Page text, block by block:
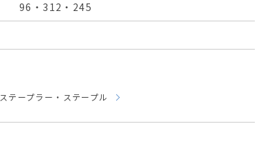
96・312・245
ステープラー・ステープル